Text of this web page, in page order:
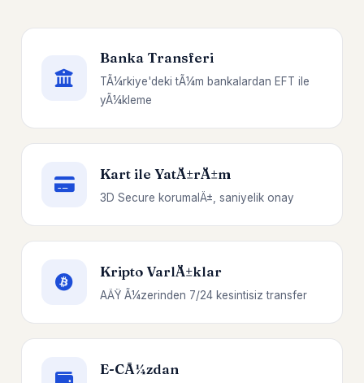
Banka Transferi
TÃ¼rkiye'deki tÃ¼m bankalardan EFT ile
yÃ¼kleme
Kart ile YatÄ±rÄ±m
3D Secure korumalÄ±, saniyelik onay
Kripto VarlÄ±klar
AÄŸ Ã¼zerinden 7/24 kesintisiz transfer
E-CÃ¼zdan